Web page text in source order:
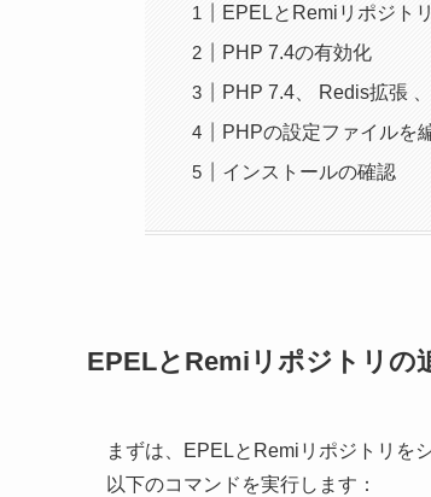
EPELとRemiリポジト
PHP 7.4の有効化
PHP 7.4、 Redis拡張
PHPの設定ファイルを
インストールの確認
EPELとRemiリポジトリの
まずは、EPELとRemiリポジトリを
以下のコマンドを実行します：